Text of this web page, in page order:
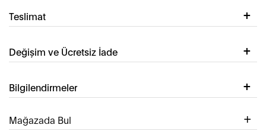
Teslimat
Değişim ve Ücretsiz İade
Bilgilendirmeler
Mağazada Bul